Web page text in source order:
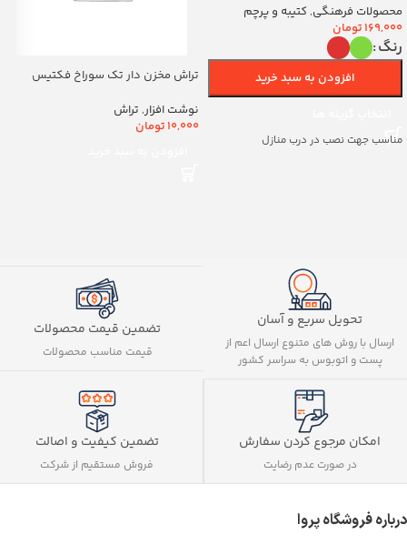
(700263)vمحصولات فرهنگی, کتیبه و پرچم
169,000تومان
رنگ
افزودن به سبد خرید
مناسب جهت نصب در درب منازل
تراش مخزن دار تک سوراخ فکتیس
نوشت افزار, تراش
10,000تومان
تحویل سریع و آسان
ارسال با روش های متنوع ارسال اعم از
پست و اتوبوس به سراسر کشور
تضمین قیمت محصولات
قیمت مناسب محصولات
امکان مرجوع کردن سفارش
در صورت عدم رضایت
تضمین کیفیت و اصالت
فروش مستقیم از شرکت
درباره فروشگاه پروا